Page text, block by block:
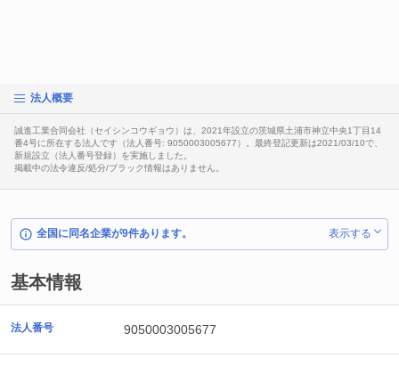
法人概要
誠進工業合同会社（セイシンコウギョウ）は、2021年設立の茨城県土浦市神立中央1丁目14
番4号に所在する法人です（法人番号: 9050003005677）。最終登記更新は2021/03/10で、
新規設立（法人番号登録）を実施しました。
掲載中の法令違反/処分/ブラック情報はありません。
全国に同名企業が9件あります。 表示する
基本情報
法人番号 9050003005677